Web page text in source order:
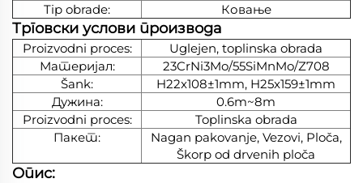
Tip obrade:
Ковање
Трговски услови производа
Proizvodni proces:
Uglejen, toplinska obrada
Материјал:
23CrNi3Mo/55SiMnMo/Z708
Šank:
H22x108±1mm, H25x159±1mm
Дужина:
0.6m~8m
Proizvodni proces:
Toplinska obrada
Пакет:
Nagan pakovanje, Vezovi, Ploča,
Škorp od drvenih ploča
Опис: